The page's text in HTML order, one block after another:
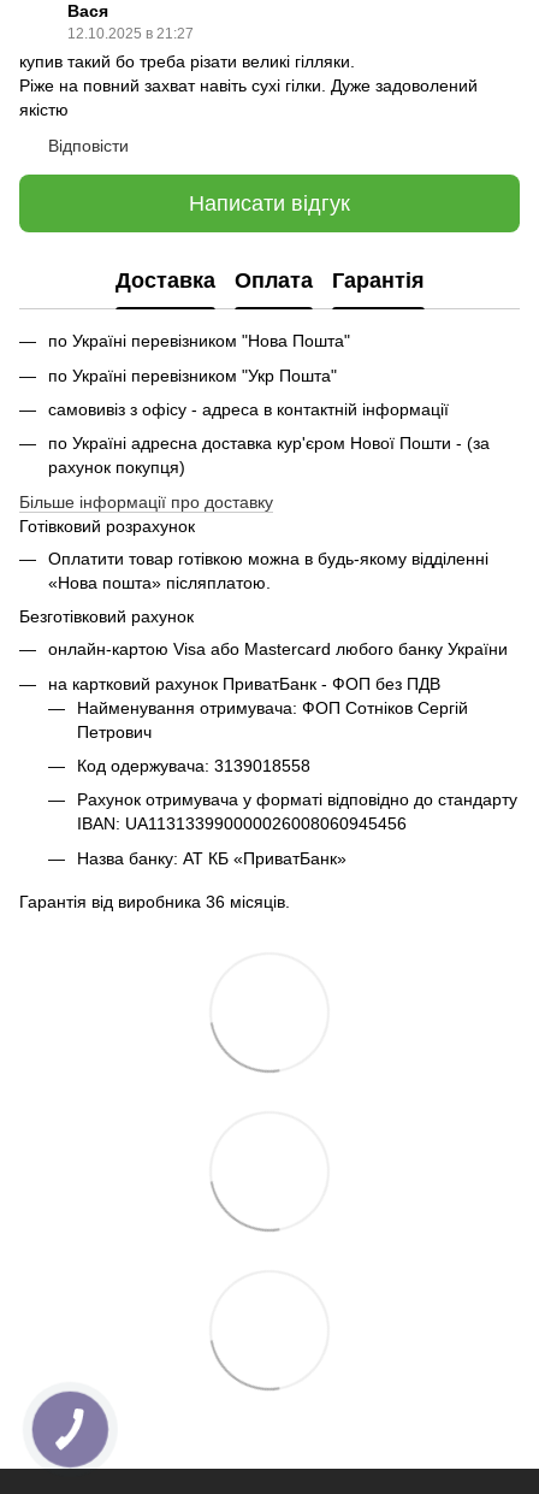
Вася
12.10.2025 в 21:27
купив такий бо треба різати великі гілляки.
Ріже на повний захват навіть сухі гілки. Дуже задоволений
якістю
Відповісти
Написати відгук
Доставка Оплата Гарантія
по Україні перевізником "Нова Пошта"
по Україні перевізником "Укр Пошта"
самовивіз з офісу - адреса в контактній інформації
по Україні адресна доставка кур'єром Нової Пошти - (за
рахунок покупця)
Більше інформації про доставку
Готівковий розрахунок
Оплатити товар готівкою можна в будь-якому відділенні
«Нова пошта» післяплатою.
Безготівковий рахунок
онлайн-картою Visa або Mastercard любого банку України
на картковий рахунок ПриватБанк - ФОП без ПДВ
Найменування отримувача: ФОП Сотніков Сергій
Петрович
Код одержувача: 3139018558
Рахунок отримувача у форматі відповідно до стандарту
IBAN: UA113133990000026008060945456
Назва банку: АТ КБ «ПриватБанк»
Гарантія від виробника 36 місяців.